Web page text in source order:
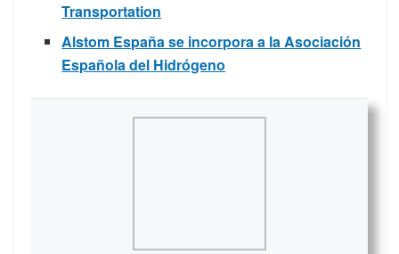
Transportation
Alstom España se incorpora a la Asociación
Española del Hidrógeno